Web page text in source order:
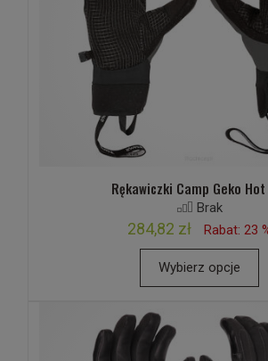
Rękawiczki Camp Geko Hot
Brak
284,82 zł Rabat: 23
Wybierz opcje